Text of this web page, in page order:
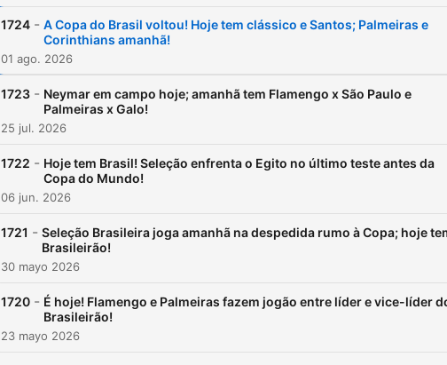
1724 - A Copa do Brasil voltou! Hoje tem clássico e Santos; Palmeiras e
Corinthians amanhã!
01 ago. 2026
1723 - Neymar em campo hoje; amanhã tem Flamengo x São Paulo e
Palmeiras x Galo!
25 jul. 2026
1722 - Hoje tem Brasil! Seleção enfrenta o Egito no último teste antes da
Copa do Mundo!
06 jun. 2026
1721 - Seleção Brasileira joga amanhã na despedida rumo à Copa; hoje
Brasileirão!
30 mayo 2026
1720 - É hoje! Flamengo e Palmeiras fazem jogão entre líder e vice-líder
Brasileirão!
23 mayo 2026